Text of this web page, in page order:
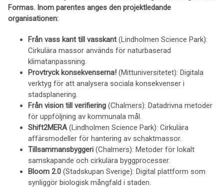
Formas. Inom parentes anges den projektledande
organisationen:
Från vass kant till vasskant(Lindholmen Science Park):
Cirkulära massor används för naturbaserad
klimatanpassning.
Provtryck konsekvenserna! (Mittuniversitetet): Digitala
verktyg för att analysera sociala konsekvenser i
stadsplanering.
Från vision till verifiering (Chalmers): Datadrivna metoder
för uppföljning av kommunala mål.
Shift2MERA(Lindholmen Science Park): Cirkulära
affärsmodeller för hantering av schaktmassor.
Tillsammansbyggeri (Chalmers): Metoder för lokalt
samskapande och cirkulära byggprocesser.
Bloom 2.0 (Stadskupan Sverige): Digital plattform som
synliggör biologisk mångfald i staden.